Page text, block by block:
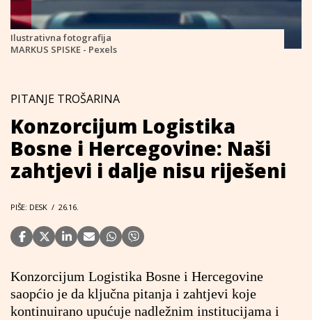
Ilustrativna fotografija
MARKUS SPISKE - Pexels
PITANJE TROŠARINA
Konzorcijum Logistika
Bosne i Hercegovine: Naši
zahtjevi i dalje nisu riješeni
PIŠE: DESK / 26.16.
Konzorcijum Logistika Bosne i Hercegovine
saopćio je da ključna pitanja i zahtjevi koje
kontinuirano upućuje nadležnim institucijama i